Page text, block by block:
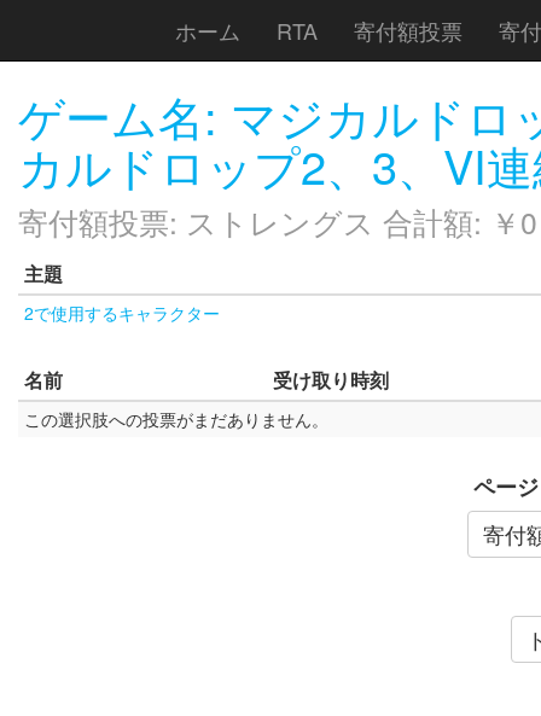
ホーム RTA 寄付額投票 寄
ゲーム名: マジカルドロ
カルドロップ2、3、VI
寄付額投票: ストレングス 合計額: ￥0
主題
2で使用するキャラクター
名前 受け取り時刻
この選択肢への投票がまだありません。
ページ
寄付